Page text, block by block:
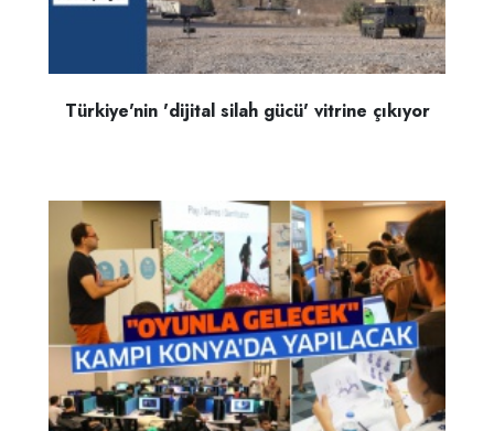
Türkiye'nin 'dijital silah gücü' vitrine çıkıyor